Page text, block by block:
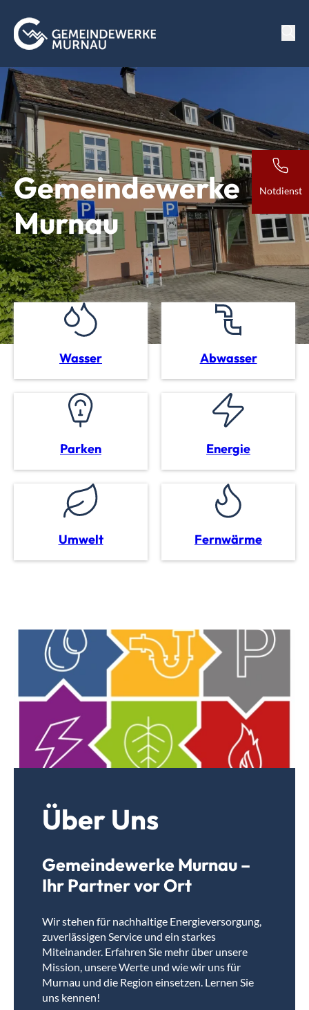
Notdienst
Gemeindewerke
Murnau
Wasser Abwasser
Parken Energie
Umwelt Fernwärme
Über Uns
Gemeindewerke Murnau –
Ihr Partner vor Ort
Wir stehen für nachhaltige Energieversorgung,
zuverlässigen Service und ein starkes
Miteinander. Erfahren Sie mehr über unsere
Mission, unsere Werte und wie wir uns für
Murnau und die Region einsetzen. Lernen Sie
uns kennen!